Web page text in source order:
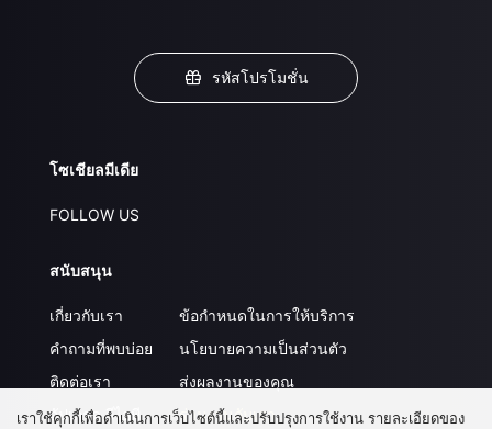
รหัสโปรโมชั่น
โซเชียลมีเดีย
FOLLOW US
สนับสนุน
เกี่ยวกับเรา
คำถามที่พบบ่อย
ติดต่อเรา
อัปเกรด วีไอพี
ข้อกำหนดในการให้บริการ
นโยบายความเป็นส่วนตัว
ส่งผลงานของคุณ
ร่วมงานกับเรา
เราใช้คุกกี้เพื่อดำเนินการเว็บไซต์นี้และปรับปรุงการใช้งาน รายละเอียดของ